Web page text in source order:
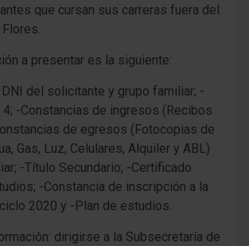
que cursan sus carreras fuera del
a presentar es la siguiente:
del solicitante y grupo familiar; -
4; -Constancias de ingresos (Recibos
de egresos (Fotocopias de
Gas, Luz, Celulares, Alquiler y ABL)
-Título Secundario; -Certificado
-Constancia de inscripción a la
2020 y -Plan de estudios.
dirigirse a la Subsecretaría de